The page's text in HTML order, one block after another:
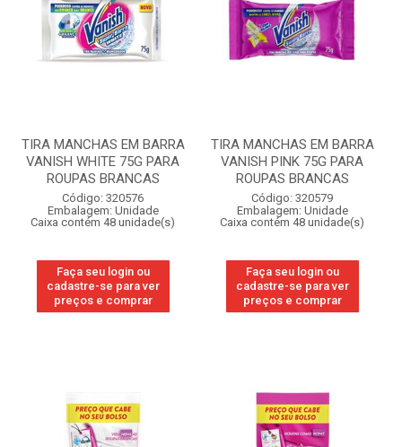
TIRA MANCHAS EM BARRA
VANISH WHITE 75G PARA
ROUPAS BRANCAS
Código: 320576
Embalagem: Unidade
Caixa contém 48 unidade(s)
Faça seu login ou
cadastre-se para ver
preços e comprar
TIRA MANCHAS EM BARRA
VANISH PINK 75G PARA
ROUPAS BRANCAS
Código: 320579
Embalagem: Unidade
Caixa contém 48 unidade(s)
Faça seu login ou
cadastre-se para ver
preços e comprar